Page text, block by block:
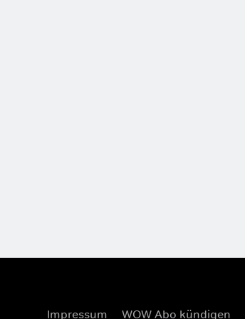
Impressum WOW Abo kündigen